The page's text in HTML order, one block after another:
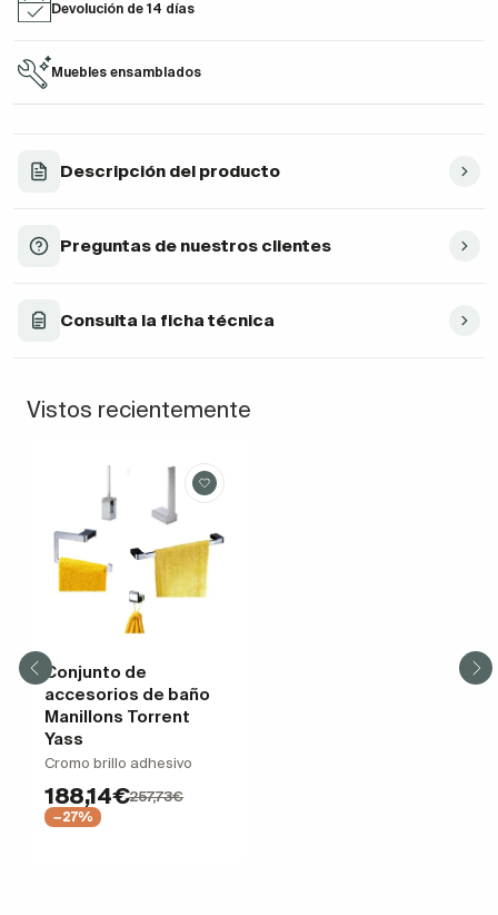
Devolución de 14 días
Muebles ensamblados
Descripción del producto
Preguntas de nuestros clientes
Consulta la ficha técnica
Vistos recientemente
Conjunto de
accesorios de baño
Manillons Torrent
Yass
Cromo brillo adhesivo
188,14€257,73€
−27%